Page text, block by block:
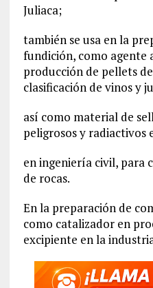
Juliaca;
también se usa en la
fundición, como agente
producción de pellets
clasificación de vinos y
así como material de
peligrosos y radiactivos
en ingeniería civil, para
de rocas.
En la preparación de
como catalizador en
excipiente en la